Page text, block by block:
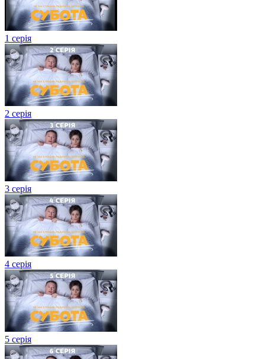
1 серія
2 серія
3 серія
4 серія
5 серія